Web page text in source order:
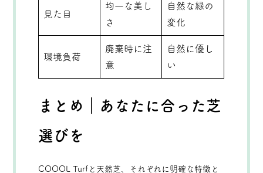
見た目
均一な美し
さ
自然な緑の
変化
環境負荷
廃棄時に注
意
自然に優し
い
まとめ｜あなたに合った芝
選びを
COOOL Turfと天然芝、それぞれに明確な特徴と